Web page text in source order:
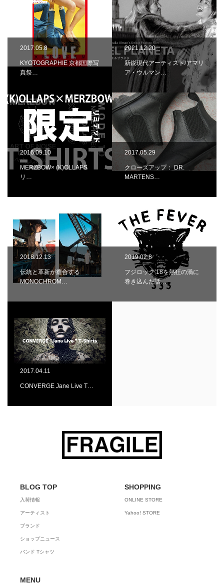
2017.05.8
KYOTOGRAPHIE 京都国際写
真祭…
2021.12.20
新鋭現代アーティスト/アマリ
ア・ウルマン…
2016.09.10
MERZBOW× (K)OLLAPS
リ…
2017.05.29
クローズアップ： DR.
MARTENS…
2018.12.13
伝統と革新が癒合する
MONOCHROM…
2019.02.8
フジロック’18を熱狂の渦に
巻き込んだ話…
2017.04.11
CONVERGE Jane Live T…
BLOG TOP
入荷情報
アーティスト
ブランド
ショップニュース
バンド Tシャツ
SHOPPING
ONLINE STORE
Yahoo! STORE
MENU